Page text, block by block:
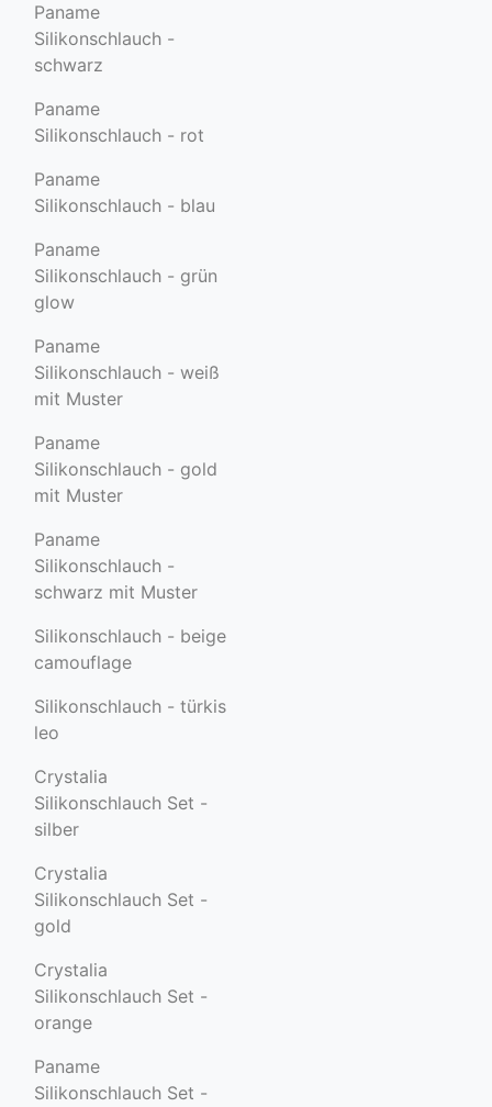
Paname
Silikonschlauch -
schwarz
Paname
Silikonschlauch - rot
Paname
Silikonschlauch - blau
Paname
Silikonschlauch - grün
glow
Paname
Silikonschlauch - weiß
mit Muster
Paname
Silikonschlauch - gold
mit Muster
Paname
Silikonschlauch -
schwarz mit Muster
Silikonschlauch - beige
camouflage
Silikonschlauch - türkis
leo
Crystalia
Silikonschlauch Set -
silber
Crystalia
Silikonschlauch Set -
gold
Crystalia
Silikonschlauch Set -
orange
Paname
Silikonschlauch Set -